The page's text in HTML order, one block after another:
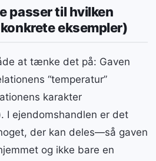
passer til hvilken
eksempler)
at tænke det på: Gaven
“temperatur”
karakter
I ejendomshandlen er det
der kan deles—så gaven
og ikke bare en